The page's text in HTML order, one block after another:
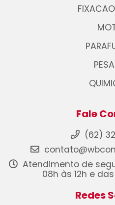
Fale
(62)
Atendimento de
08h às 12h e das
Redes